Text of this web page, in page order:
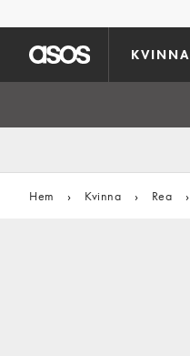
KVINNA
Hem › Kvinna › Rea ›